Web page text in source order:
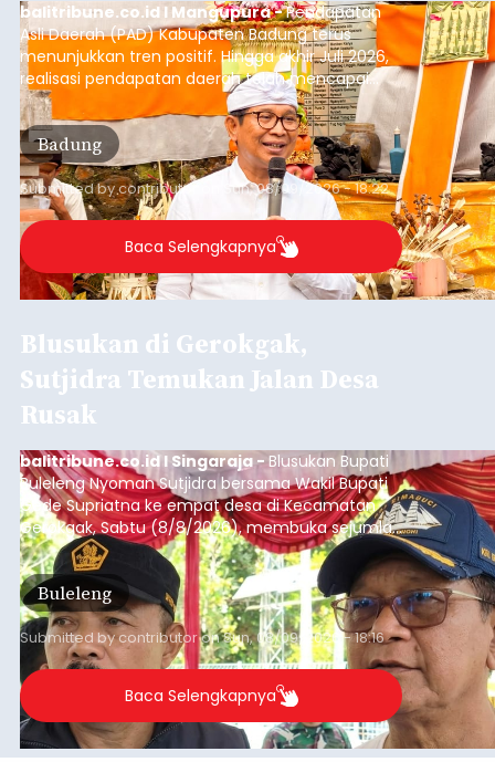
balitribune.co.id I Mangupura -Pendapatan
Asli Daerah (PAD) Kabupaten Badung terus
menunjukkan tren positif. Hingga akhir Juli 2026,
realisasi pendapatan daerah telah mencapai
Rp4,1 triliun atau rata-rata sekitar Rp730 miliar
per bulan, meningkat signifikan dibandingkan
rata-rata penerimaan sebelumnya yang berkisar
Rp350 miliar hingga Rp400 miliar per bulan.
Badung
Submitted bycontributor Sun, 08/09/2026 - 18:22
Baca Selengkapnya
Blusukan di Gerokgak,
Sutjidra Temukan Jalan Desa
Rusak
balitribune.co.id I Singaraja - Blusukan Bupati
Buleleng Nyoman Sutjidra bersama Wakil Bupati
Gede Supriatna ke empat desa di Kecamatan
Gerokgak, Sabtu (8/8/2026), membuka sejumlah
persoalan yang masih dihadapi masyarakat. Dari
jalan desa yang rusak hingga potensi pertanian
yang belum optimal, semuanya menjadi
perhatian pemerintah daerah.
Buleleng
Submitted bycontributoronSun, 08/09/2026 - 18:16
Baca Selengkapnya